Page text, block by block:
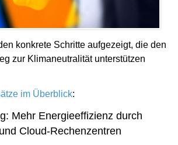
konkrete Schritte aufgezeigt, die den
zur Klimaneutralität unterstützen
im Überblick:
Mehr Energieeffizienz durch
Cloud-Rechenzentren